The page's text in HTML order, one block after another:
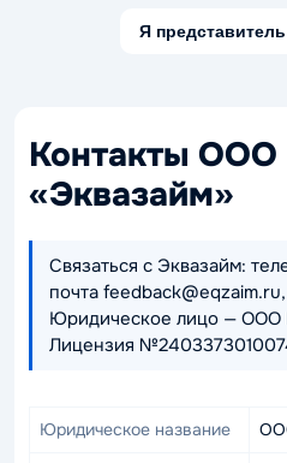
Я
Контакты
«Эквазайм»
Связаться с Эквазайм:
почта
Юридическое лицо — ООО
Лицензия
Юридическое название